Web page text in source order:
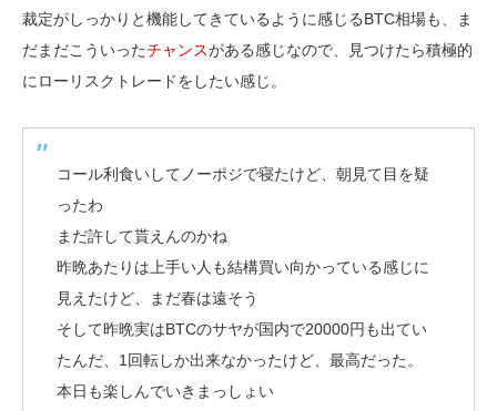
裁定がしっかりと機能してきているように感じるBTC相場も、ま
だまだこういったチャンスがある感じなので、見つけたら積極的
にローリスクトレードをしたい感じ。
コール利食いしてノーポジで寝たけど、朝見て目を疑
ったわ
まだ許して貰えんのかね
昨晩あたりは上手い人も結構買い向かっている感じに
見えたけど、まだ春は遠そう
そして昨晩実はBTCのサヤが国内で20000円も出てい
たんだ、1回転しか出来なかったけど、最高だった。
本日も楽しんでいきまっしょい